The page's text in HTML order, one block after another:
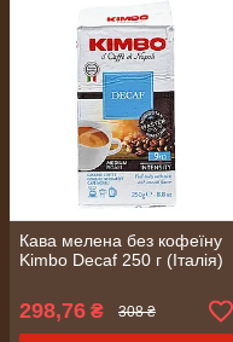
Кава мелена без кофеїну
Kimbo Decaf 250 г (Італія)
298,76 ₴ 308 ₴